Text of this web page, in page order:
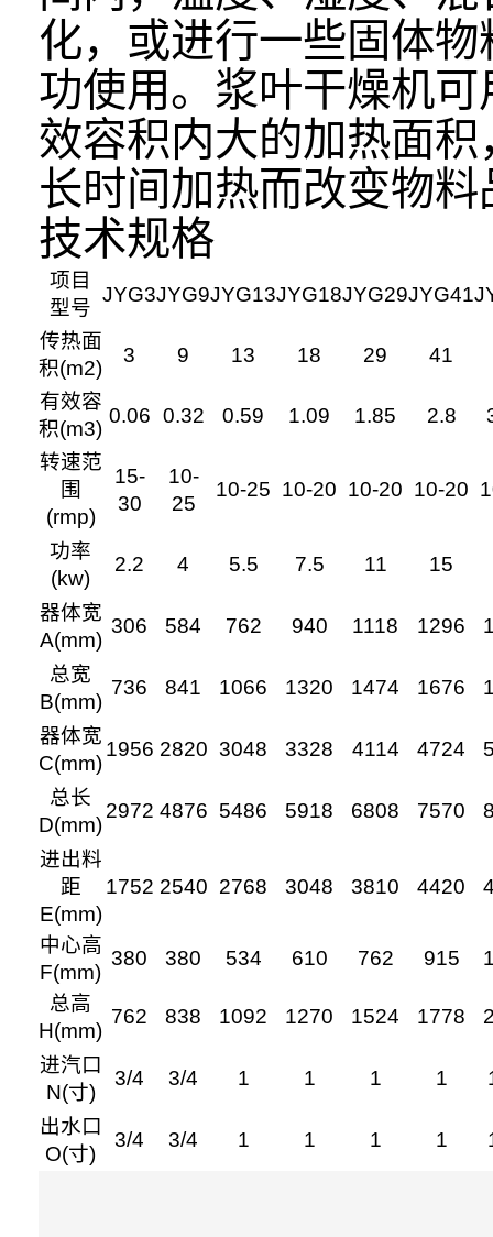
化，或进行一些固体
功使用。浆叶干燥机
效容积内大的加热面
长时间加热而改变物料
技术规格
项目
型号
JYG3JYG9JYG13JYG18JYG29JYG41
传热面
积(m2)
3 9 13 18 29
41
有效容
积(m3)
0.06 0.32 0.59 1.09 1.85 2.8
转速范
围
(rmp)
15-
30
10-
25
10-25 10-20 10-20 10-20
功率
(kw)
2.2 4 5.5 7.5 11 15
器体宽
A(mm)
306 584 762 940 1118 1296
总宽
B(mm)
736 841 1066 1320 1474 1676
器体宽
C(mm)
1956 2820 3048 3328 4114 4724
总长
D(mm)
2972 4876 5486 5918 6808 7570
进出料
距
E(mm)
1752 2540 2768 3048 3810 4420
中心高
F(mm)
380 380 534 610 762 915
总高
H(mm)
762 838 1092 1270 1524 1778
进汽口
N(寸)
3/4 3/4 1 1 1 1
出水口
O(寸)
3/4 3/4 1 1 1 1